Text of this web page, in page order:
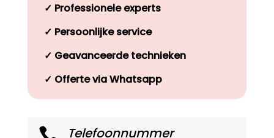
✓ Professionele experts
✓ Persoonlijke service
✓ Geavanceerde technieken
✓ Offerte via Whatsapp
Telefoonnummer